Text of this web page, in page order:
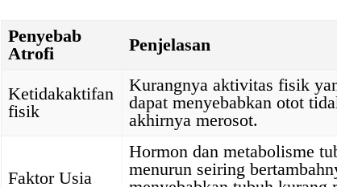
Penyebab
Atrofi
Penjelasan
Ketidakaktifan
fisik
Kurangnya aktivitas fisik
dapat menyebabkan otot
akhirnya merosot.
Faktor Usia
Hormon dan metabolisme
menurun seiring